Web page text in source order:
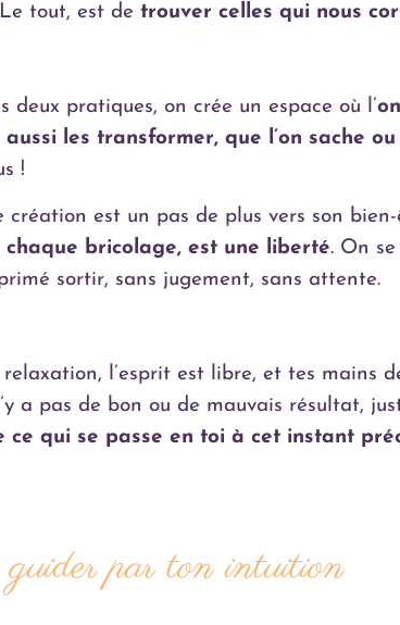
tout, est de trouver celles qui nous
deux pratiques, on crée un espace où l’
les transformer, que l’on sache
!
création est un pas de plus vers son bien-
chaque bricolage, est une liberté. On
sortir, sans jugement, sans attente.
l’esprit est libre, et tes mains
a pas de bon ou de mauvais résultat,
ce qui se passe en toi à cet instant
par ton intuition